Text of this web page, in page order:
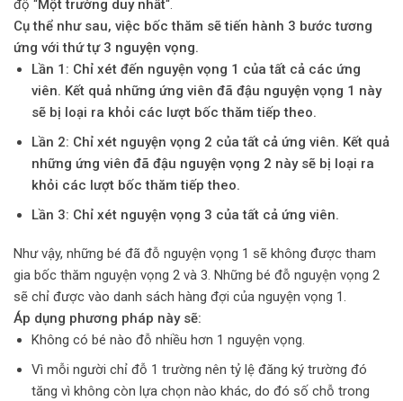
độ “Một trường duy nhất“.
Cụ thể như sau, việc bốc thăm sẽ tiến hành 3 bước tương
ứng với thứ tự 3 nguyện vọng.
Lần 1: Chỉ xét đến nguyện vọng 1 của tất cả các ứng
viên. Kết quả những ứng viên đã đậu nguyện vọng 1 này
sẽ bị loại ra khỏi các lượt bốc thăm tiếp theo.
Lần 2: Chỉ xét nguyện vọng 2 của tất cả ứng viên. Kết quả
những ứng viên đã đậu nguyện vọng 2 này sẽ bị loại ra
khỏi các lượt bốc thăm tiếp theo.
Lần 3: Chỉ xét nguyện vọng 3 của tất cả ứng viên.
Như vậy, những bé đã đỗ nguyện vọng 1 sẽ không được tham
gia bốc thăm nguyện vọng 2 và 3. Những bé đỗ nguyện vọng 2
sẽ chỉ được vào danh sách hàng đợi của nguyện vọng 1.
Áp dụng phương pháp này sẽ:
Không có bé nào đỗ nhiều hơn 1 nguyện vọng.
Vì mỗi người chỉ đỗ 1 trường nên tỷ lệ đăng ký trường đó
tăng vì không còn lựa chọn nào khác, do đó số chỗ trong